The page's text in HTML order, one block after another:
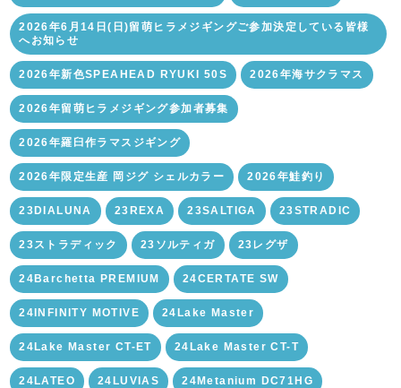
2026年6月14日(日)留萌ヒラメジギングご参加決定している皆様
へお知らせ
2026年新色SPEAHEAD RYUKI 50S 2026年海サクラマス
2026年留萌ヒラメジギング参加者募集
2026年羅臼作ラマスジギング
2026年限定生産 岡ジグ シェルカラー 2026年鮭釣り
23DIALUNA 23REXA 23SALTIGA 23STRADIC
23ストラディック 23ソルティガ 23レグザ
24Barchetta PREMIUM 24CERTATE SW
24INFINITY MOTIVE 24Lake Master
24Lake Master CT-ET 24Lake Master CT-T
24LATEO 24LUVIAS 24Metanium DC71HG